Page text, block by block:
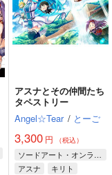
アスナとその仲間たち
タペストリー
Angel☆Tear / とーご
3,300円 （税込）
ソードアート・オンライン
アスナ
キリト